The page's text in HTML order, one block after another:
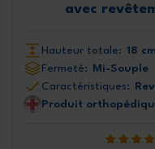
avec
Hauteur totale: 18 cm
Fermeté:
Mi-Souple
Caractéristiques:
Produit